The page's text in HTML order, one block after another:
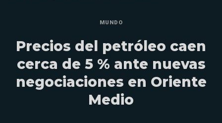
MUNDO
Precios del petróleo caen
cerca de 5 % ante nuevas
negociaciones en Oriente
Medio